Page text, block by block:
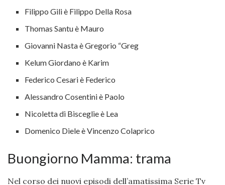
Filippo Gili è Filippo Della Rosa
Thomas Santu è Mauro
Giovanni Nasta è Gregorio “Greg
Kelum Giordano è Karim
Federico Cesari è Federico
Alessandro Cosentini è Paolo
Nicoletta di Bisceglie è Lea
Domenico Diele è Vincenzo Colaprico
Buongiorno Mamma: trama
Nel corso dei nuovi episodi dell’amatissima Serie Tv